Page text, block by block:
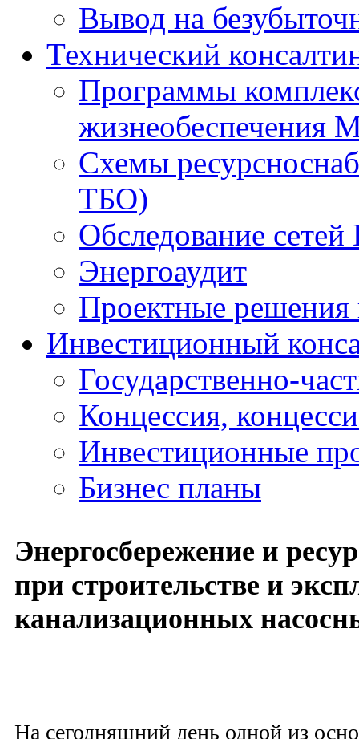
Вывод на
Технический
Программы
жизнеобеспечения
Схемы
ТБО)
Обследование
Энергоаудит
Проектные решения
Инвестиционный
Государственно-
Концессия,
Инвестиционные
Бизнес планы
Энергосбережение и
при строительстве и
канализационных
На сегодняшний день одной из